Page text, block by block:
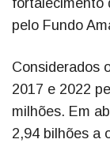
fortalecimento
pelo Fundo
Considerados
2017 e 2022
milhões. Em
2,94 bilhões a